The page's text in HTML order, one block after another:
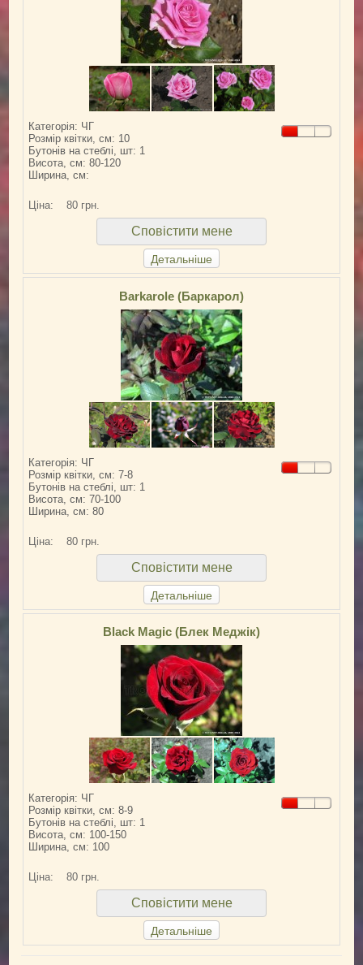
Категорія: ЧГ
Розмір квітки, см: 10
Бутонів на стеблі, шт: 1
Висота, см: 80-120
Ширина, см:
Ціна: 80 грн.
Сповістити мене
Детальніше
Barkarole (Баркарол)
Категорія: ЧГ
Розмір квітки, см: 7-8
Бутонів на стеблі, шт: 1
Висота, см: 70-100
Ширина, см: 80
Ціна: 80 грн.
Сповістити мене
Детальніше
Black Magic (Блек Меджік)
Категорія: ЧГ
Розмір квітки, см: 8-9
Бутонів на стеблі, шт: 1
Висота, см: 100-150
Ширина, см: 100
Ціна: 80 грн.
Сповістити мене
Детальніше